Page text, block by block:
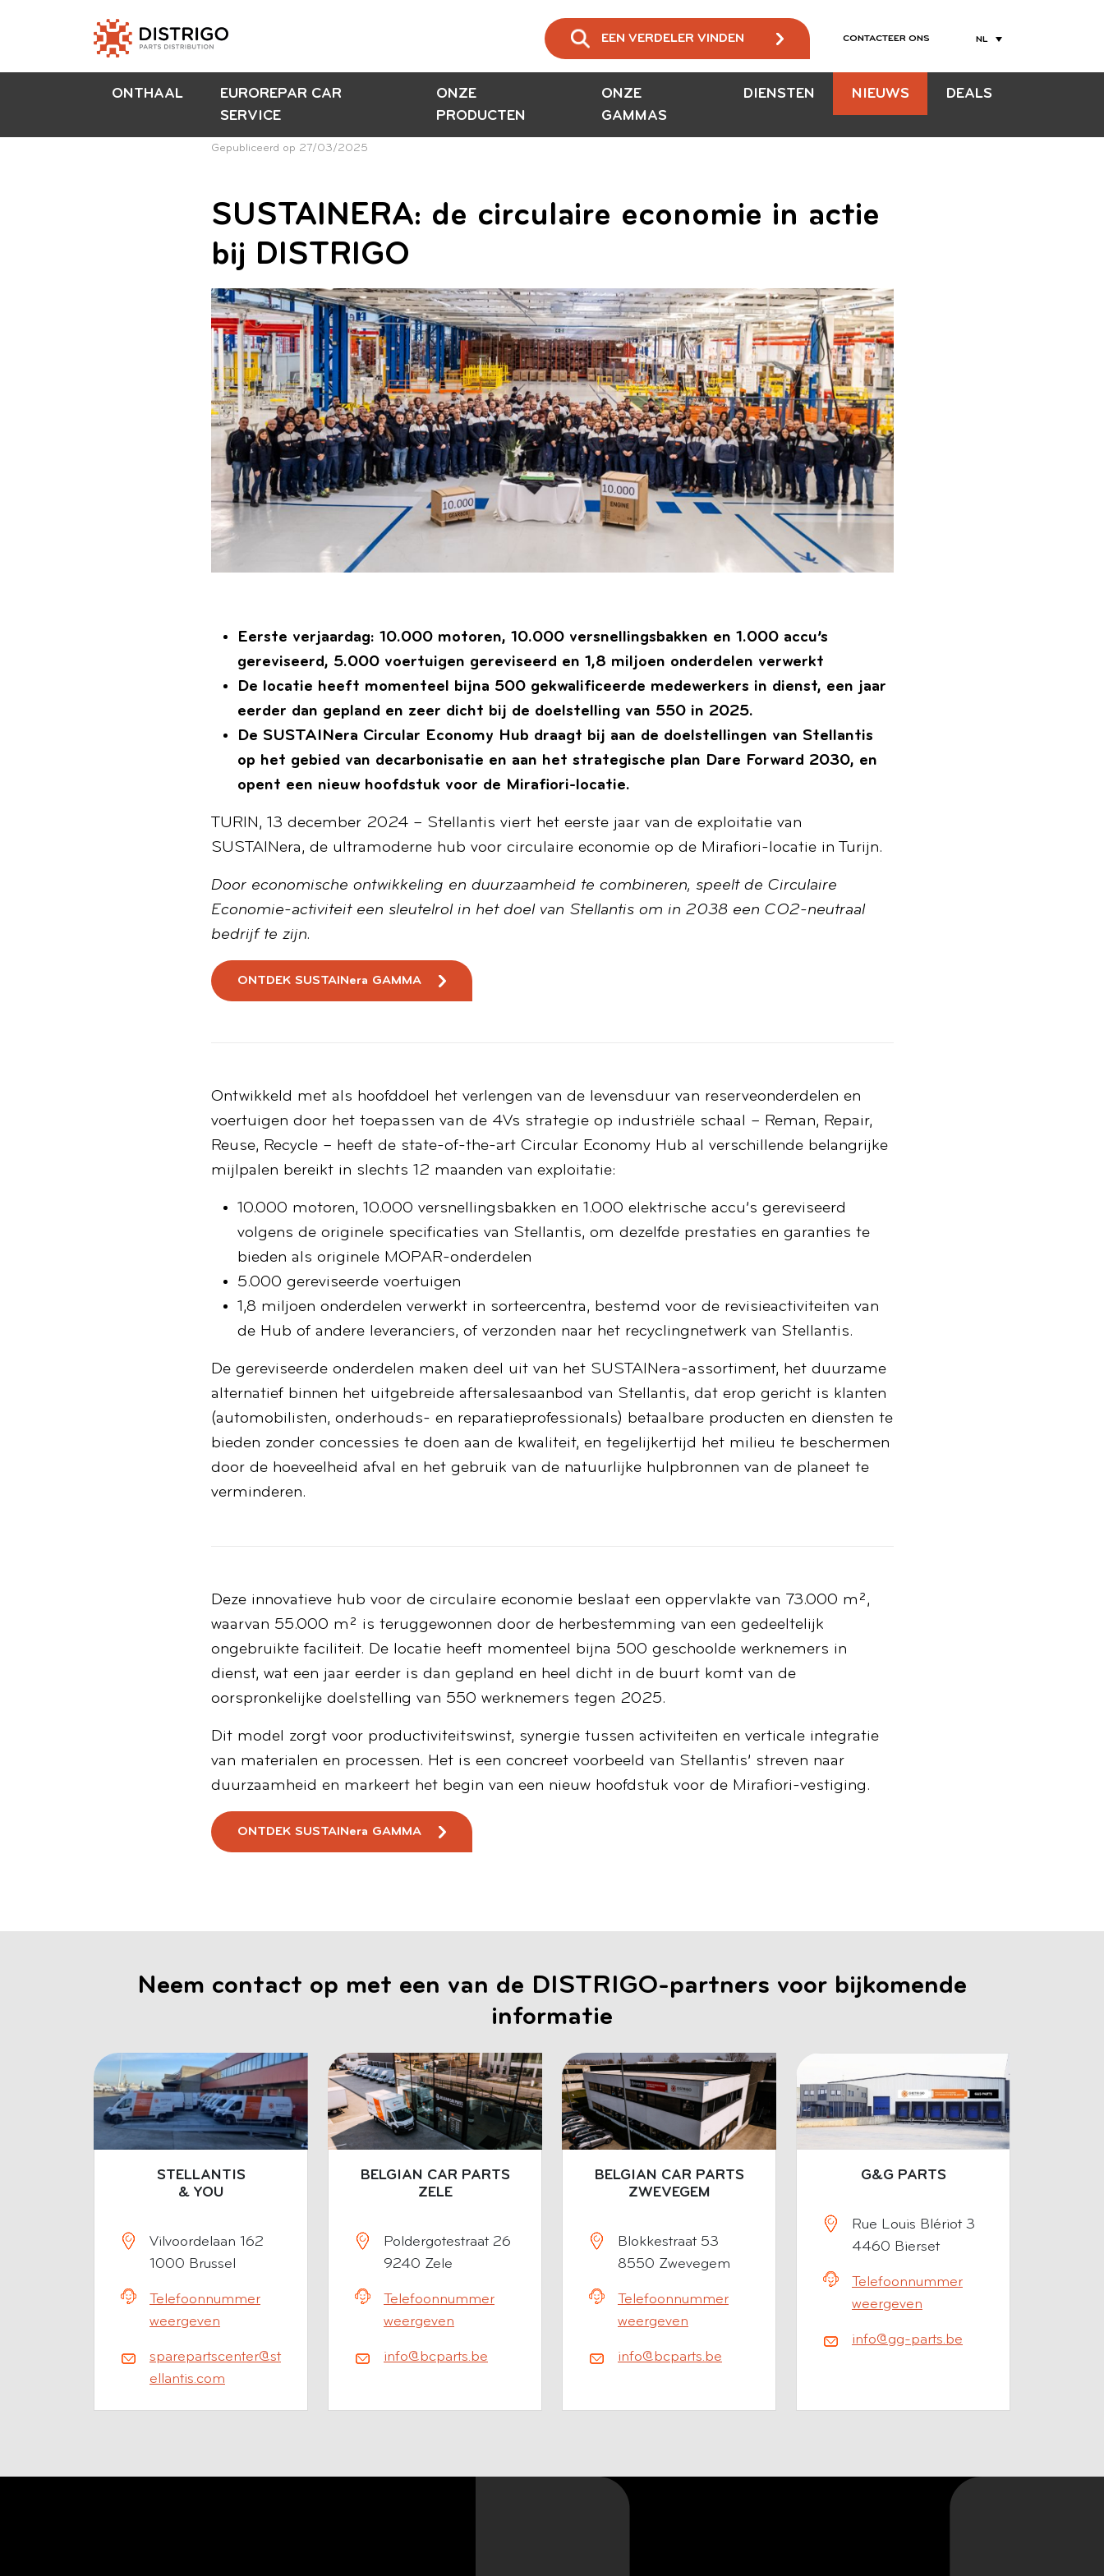
EEN VERDELER VINDEN CONTACTEER ONS NL
ONTHAAL
EUROREPAR CAR
SERVICE
ONZE
PRODUCTEN
ONZE
GAMMAS
DIENSTEN NIEUWS DEALS
Gepubliceerd op 27/03/2025
SUSTAINERA: de circulaire economie in actie
bij DISTRIGO
Eerste verjaardag: 10.000 motoren, 10.000 versnellingsbakken en 1.000 accu’s
gereviseerd, 5.000 voertuigen gereviseerd en 1,8 miljoen onderdelen verwerkt
De locatie heeft momenteel bijna 500 gekwalificeerde medewerkers in dienst, een jaar
eerder dan gepland en zeer dicht bij de doelstelling van 550 in 2025.
De SUSTAINera Circular Economy Hub draagt bij aan de doelstellingen van Stellantis
op het gebied van decarbonisatie en aan het strategische plan Dare Forward 2030, en
opent een nieuw hoofdstuk voor de Mirafiori-locatie.
TURIN, 13 december 2024 – Stellantis viert het eerste jaar van de exploitatie van
SUSTAINera, de ultramoderne hub voor circulaire economie op de Mirafiori-locatie in Turijn.
Door economische ontwikkeling en duurzaamheid te combineren, speelt de Circulaire
Economie-activiteit een sleutelrol in het doel van Stellantis om in 2038 een CO2-neutraal
bedrijf te zijn.
ONTDEK SUSTAINera GAMMA
Ontwikkeld met als hoofddoel het verlengen van de levensduur van reserveonderdelen en
voertuigen door het toepassen van de 4Vs strategie op industriële schaal – Reman, Repair,
Reuse, Recycle – heeft de state-of-the-art Circular Economy Hub al verschillende belangrijke
mijlpalen bereikt in slechts 12 maanden van exploitatie:
10.000 motoren, 10.000 versnellingsbakken en 1.000 elektrische accu’s gereviseerd
volgens de originele specificaties van Stellantis, om dezelfde prestaties en garanties te
bieden als originele MOPAR-onderdelen
5.000 gereviseerde voertuigen
1,8 miljoen onderdelen verwerkt in sorteercentra, bestemd voor de revisieactiviteiten van
de Hub of andere leveranciers, of verzonden naar het recyclingnetwerk van Stellantis.
De gereviseerde onderdelen maken deel uit van het SUSTAINera-assortiment, het duurzame
alternatief binnen het uitgebreide aftersalesaanbod van Stellantis, dat erop gericht is klanten
(automobilisten, onderhouds- en reparatieprofessionals) betaalbare producten en diensten te
bieden zonder concessies te doen aan de kwaliteit, en tegelijkertijd het milieu te beschermen
door de hoeveelheid afval en het gebruik van de natuurlijke hulpbronnen van de planeet te
verminderen.
Deze innovatieve hub voor de circulaire economie beslaat een oppervlakte van 73.000 m²,
waarvan 55.000 m² is teruggewonnen door de herbestemming van een gedeeltelijk
ongebruikte faciliteit. De locatie heeft momenteel bijna 500 geschoolde werknemers in
dienst, wat een jaar eerder is dan gepland en heel dicht in de buurt komt van de
oorspronkelijke doelstelling van 550 werknemers tegen 2025.
Dit model zorgt voor productiviteitswinst, synergie tussen activiteiten en verticale integratie
van materialen en processen. Het is een concreet voorbeeld van Stellantis’ streven naar
duurzaamheid en markeert het begin van een nieuw hoofdstuk voor de Mirafiori-vestiging.
ONTDEK SUSTAINera GAMMA
Neem contact op met een van de DISTRIGO-partners voor bijkomende
informatie
STELLANTIS
& YOU
Vilvoordelaan 162
1000 Brussel
Telefoonnummer
weergeven
sparepartscenter@st
ellantis.com
BELGIAN CAR PARTS
ZELE
Poldergotestraat 26
9240 Zele
Telefoonnummer
weergeven
info@bcparts.be
BELGIAN CAR PARTS
ZWEVEGEM
Blokkestraat 53
8550 Zwevegem
Telefoonnummer
weergeven
info@bcparts.be
G&G PARTS
Rue Louis Blériot 3
4460 Bierset
Telefoonnummer
weergeven
info@gg-parts.be